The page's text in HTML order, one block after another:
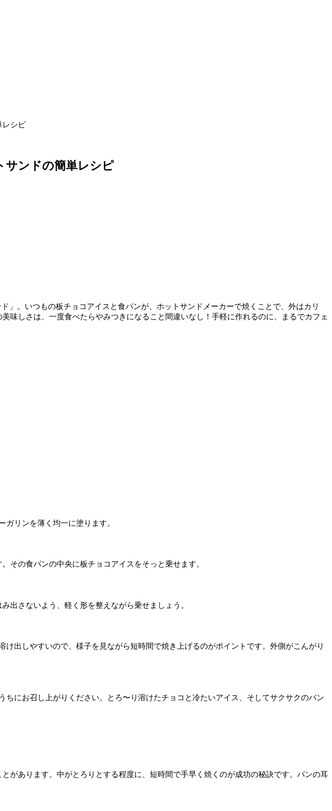
レシピ
サンドの簡単レシピ
」。いつもの板チョコアイスと食パンが、ホットサンドメーカーで焼くことで、外はカリ
味しさは、一度食べたらやみつきになること間違いなし！手軽に作れるのに、まるでカフェ
リンを薄く均一に塗ります。
その食パンの中央に板チョコアイスをそっと乗せます。
出さないよう、軽く形を整えながら乗せましょう。
出しやすいので、様子を見ながら短時間で焼き上げるのがポイントです。外側がこんがり
にお召し上がりください。とろ〜り溶けたチョコと冷たいアイス、そしてサクサクのパン
があります。中がとろりとする程度に、短時間で手早く焼くのが成功の秘訣です。パンの耳